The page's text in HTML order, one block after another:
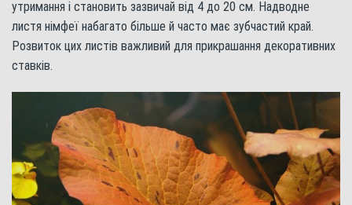
утримання і становить зазвичай від 4 до 20 см. Надводне
листя німфеї набагато більше й часто має зубчастий край.
Розвиток цих листів важливий для прикрашання декоративних
ставків.